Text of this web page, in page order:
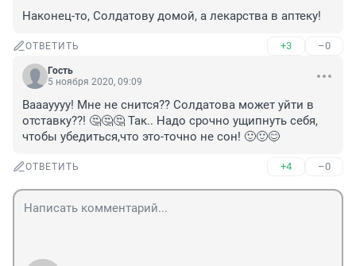
Наконец-то, Солдатову домой, а лекарства в аптеку!
ОТВЕТИТЬ +3 –0
Гость
5 ноября 2020, 09:09
Вааауууу! Мне не снится?? Солдатова может уйти в
отставку??! 🤔🤔🤔 Так.. Надо срочно ущипнуть себя,
чтобы убедиться,что это-точно не сон! 🙂🙂😊
ОТВЕТИТЬ +4 –0